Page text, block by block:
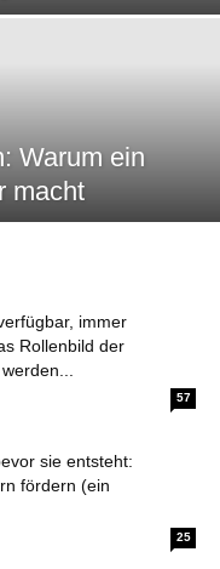
Warum ein
macht
immer
Rollenbild der
57
sie entsteht:
fördern (ein
25